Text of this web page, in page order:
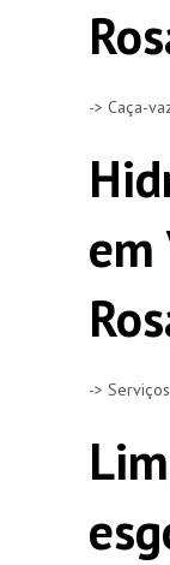
-> Caça-
em
->